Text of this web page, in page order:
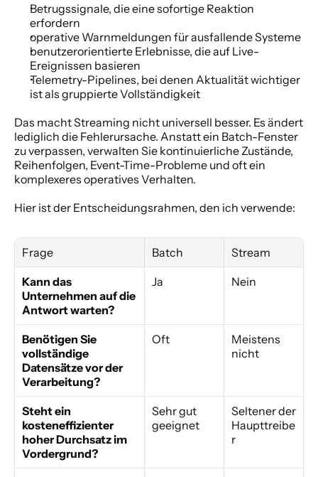
Betrugssignale, die eine sofortige Reaktion
erfordern
operative Warnmeldungen für ausfallende Systeme
benutzerorientierte Erlebnisse, die auf Live-
Ereignissen basieren
Telemetry-Pipelines, bei denen Aktualität wichtiger
ist als gruppierte Vollständigkeit
Das macht Streaming nicht universell besser. Es ändert
lediglich die Fehlerursache. Anstatt ein Batch-Fenster
zu verpassen, verwalten Sie kontinuierliche Zustände,
Reihenfolgen, Event-Time-Probleme und oft ein
komplexeres operatives Verhalten.
Hier ist der Entscheidungsrahmen, den ich verwende:
Frage Batch Stream
Kann das
Unternehmen auf die
Antwort warten?
Ja Nein
Benötigen Sie
vollständige
Datensätze vor der
Verarbeitung?
Oft
Meistens
nicht
Steht ein
kosteneffizienter
hoher Durchsatz im
Vordergrund?
Sehr gut
geeignet
Seltener der
Haupttreibe
r